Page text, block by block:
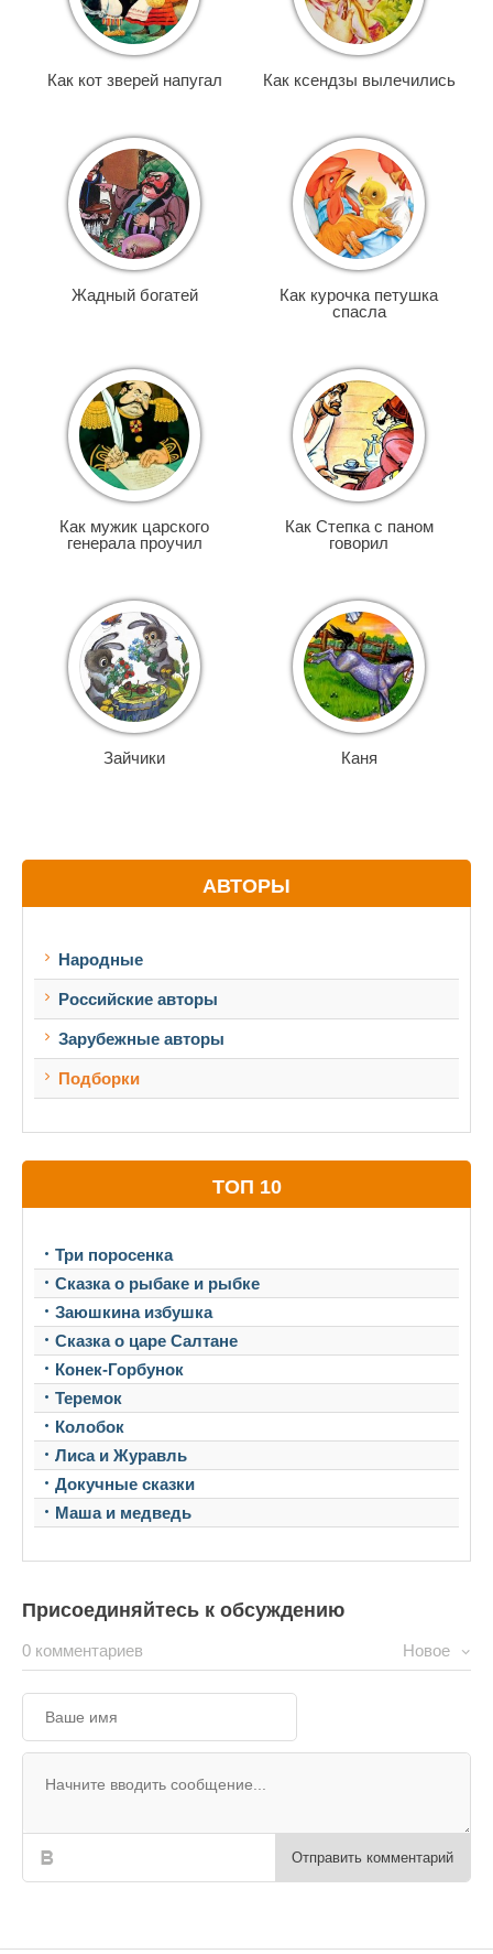
Как кот зверей напугал Как ксендзы вылечились
Жадный богатей
Как курочка петушка
спасла
Как мужик царского
генерала проучил
Как Степка с паном
говорил
Зайчики Каня
АВТОРЫ
Народные
Российские авторы
Зарубежные авторы
Подборки
ТОП 10
Три поросенка
Сказка о рыбаке и рыбке
Заюшкина избушка
Сказка о царе Салтане
Конек-Горбунок
Теремок
Колобок
Лиса и Журавль
Докучные сказки
Маша и медведь
Присоединяйтесь к обсуждению
0 комментариев Новое
Отправить комментарий